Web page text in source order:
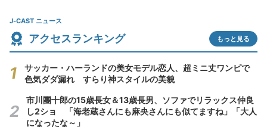
J-CAST ニュース
アクセスランキング もっと見る
サッカー・ハーランドの美女モデル恋人、超ミニ丈ワンピで
色気ダダ漏れ すらり神スタイルの美貌
市川團十郎の15歳長女＆13歳長男、ソファでリラックス仲良
し2ショ 「海老蔵さんにも麻央さんにも似てますね」「大人
になったな～」